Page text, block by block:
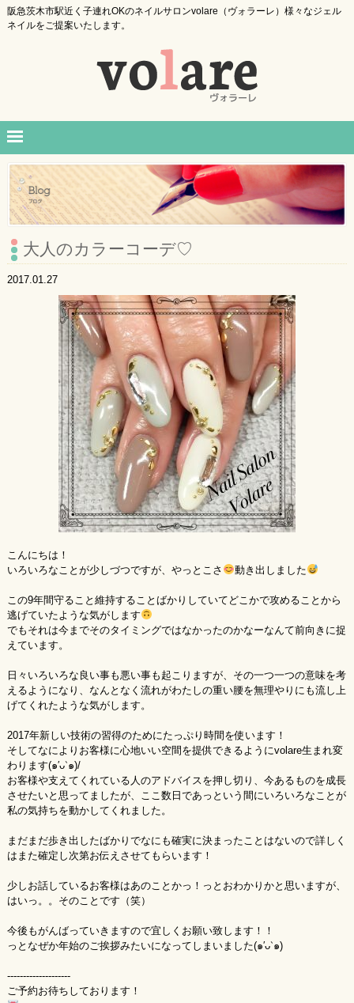
阪急茨木市駅近く子連れOKのネイルサロンvolare（ヴォラーレ）様々なジェル
ネイルをご提案いたします。
大人のカラーコーデ♡
2017.01.27
こんにちは！
いろいろなことが少しづつですが、やっとこさ
動き出しました
この9年間守ること維持することばかりしていてどこかで攻めることから
逃げていたような気がします
でもそれは今までそのタイミングではなかったのかなーなんて前向きに捉
えています。
日々いろいろな良い事も悪い事も起こりますが、その一つ一つの意味を考
えるようになり、なんとなく流れがわたしの重い腰を無理やりにも流し上
げてくれたような気がします。
2017年新しい技術の習得のためにたっぷり時間を使います！
そしてなによりお客様に心地いい空間を提供できるようにvolare生まれ変
わります(๑′ᴗ‵๑)/
お客様や支えてくれている人のアドバイスを押し切り、今あるものを成長
させたいと思ってましたが、ここ数日であっという間にいろいろなことが
私の気持ちを動かしてくれました。
まだまだ歩き出したばかりでなにも確実に決まったことはないので詳しく
はまた確定し次第お伝えさせてもらいます！
少しお話しているお客様はあのことかっ！っとおわかりかと思いますが、
はいっ。。そのことです（笑）
今後もがんばっていきますので宜しくお願い致します！！
っとなぜか年始のご挨拶みたいになってしまいました(๑′ᴗ‵๑)
--------------------
ご予約お待ちしております！